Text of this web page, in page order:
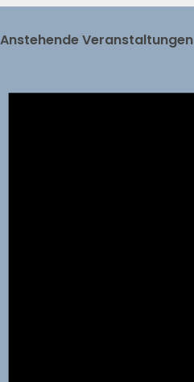
Anstehende Veranstaltungen